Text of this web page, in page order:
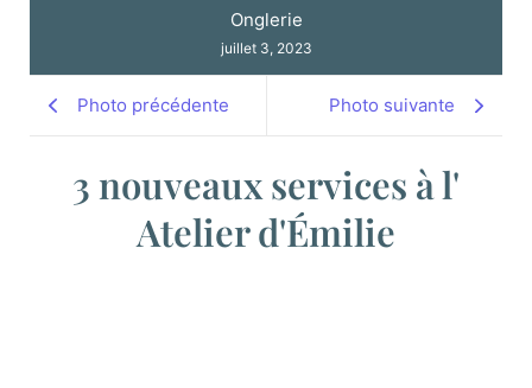
Onglerie
juillet 3, 2023
Photo précédente Photo suivante
3 nouveaux services à l'
Atelier d'Émilie